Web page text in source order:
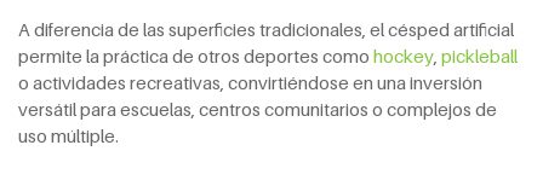
A diferencia de las superficies tradicionales, el césped artificial
permite la práctica de otros deportes como hockey pickleball
o actividades recreativas, convirtiéndose en una inversión
versátil para escuelas, centros comunitarios o complejos de
uso múltiple.